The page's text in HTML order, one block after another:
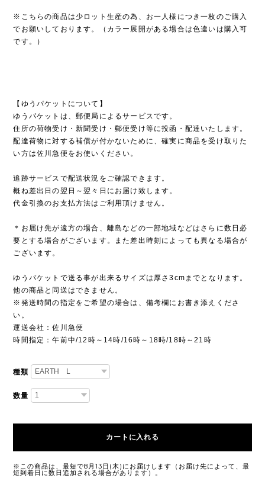
※こちらの商品は少ロット生産の為、お一人様につき一枚のご購入
でお願いしております。（カラー展開がある場合は色違いは購入可
です。）
【ゆうパケットについて】
ゆうパケットは、郵便局によるサービスです。
住所の荷物受け・新聞受け・郵便受け等に投函・配達いたします。
配達荷物に対する補償が付かないために、確実に商品を受け取りた
い方は佐川急便をお使いください。
追跡サービスで配送状況をご確認できます。
概ね差出日の翌日～翌々日にお届け致します。
代金引換のお支払方法はご利用頂けません。
＊お届け先が遠方の場合、離島などの一部地域などはさらに数日必
要とする場合がございます。また差出時刻によっても異なる場合が
ございます。
ゆうパケットで送る事が出来るサイズは厚さ3cmまでとなります。
他の商品と同送はできません。
※発送時間の指定をご希望の場合は、備考欄にお書き添えくださ
い。
運送会社：佐川急便
時間指定：午前中/12時～14時/16時～18時/18時～21時
種類
数量
カートに入れる
※この商品は、最短で8月13日(木)にお届けします（お届け先によって、最
短到着日に数日追加される場合があります）。